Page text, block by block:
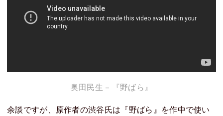
奥田民生 – 『野ばら』
余談ですが、原作者の渋谷氏は『野ばら』を作中で使い